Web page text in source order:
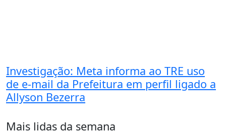
Investigação: Meta informa ao TRE uso
de e-mail da Prefeitura em perfil ligado a
Allyson Bezerra
Mais lidas da semana